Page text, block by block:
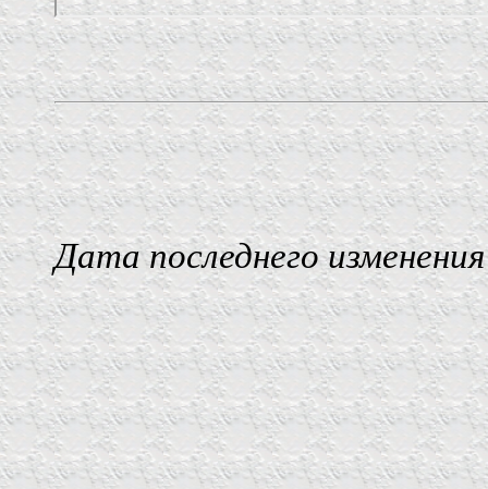
Дата последнего